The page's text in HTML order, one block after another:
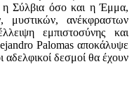
η Σύλβια όσο και η Έμμα,
μυστικών, ανέκφραστων
εμπιστοσύνης και
Palomas αποκάλυψε
αδελφικοί δεσμοί θα έχουν